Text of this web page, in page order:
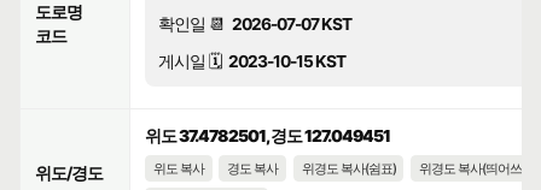
도로명
코드
확인일 📆 2026-07-07 KST
게시일 🗓️ 2023-10-15 KST
위도/경도
위도 37.4782501, 경도 127.049451
위도 복사 경도 복사 위경도 복사(쉼표)
위경도 복사(띄어쓰기)